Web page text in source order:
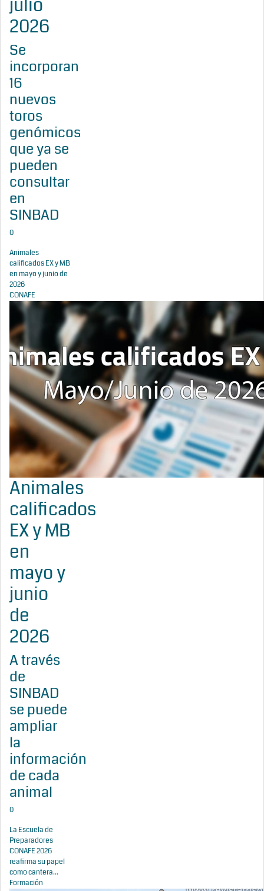
julio
2026
Se
incorporan
16
nuevos
toros
genómicos
que ya se
pueden
consultar
en
SINBAD
0
Animales
calificados EX y MB
en mayo y junio de
2026
CONAFE
Animales
calificados
EX y MB
en
mayo y
junio
de
2026
A través
de
SINBAD
se puede
ampliar
la
información
de cada
animal
0
La Escuela de
Preparadores
CONAFE 2026
reafirma su papel
como cantera...
Formación